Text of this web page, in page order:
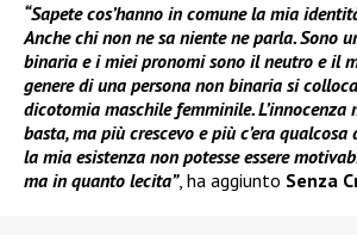
“Sapete cos’hanno in comune la mia
Anche chi non ne sa niente ne parla. Sono
binaria e i miei pronomi sono il neutro e il
genere di una persona non binaria si
dicotomia maschile femminile. L’innocenza
basta, ma più crescevo e più c’era qualcosa
la mia esistenza non potesse essere
ma in quanto lecita”, ha aggiunto Senza